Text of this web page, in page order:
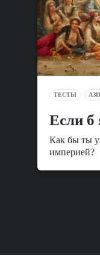
ТЕСТЫ
Если б
Как бы ты
империей?